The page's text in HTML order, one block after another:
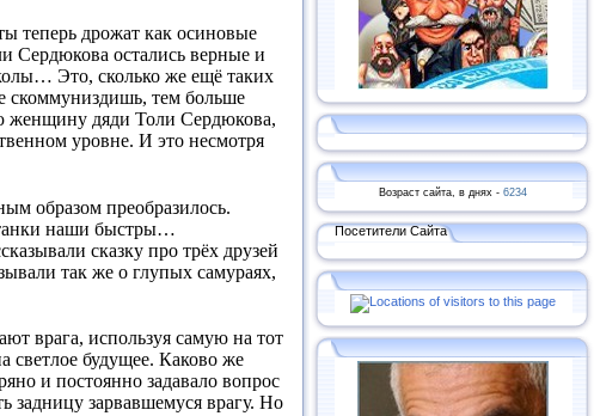
теперь дрожат как осиновые
Сердюкова остались верные и
Это, сколько же ещё таких
скоммуниздишь, тем больше
женщину дяди Толи Сердюкова,
уровне. И это несмотря
образом преобразилось.
танки наши быстры…
сказку про трёх друзей
так же о глупых самураях,
врага, используя самую на тот
светлое будущее. Каково же
и постоянно задавало вопрос
задницу зарвавшемуся врагу. Но
Возраст сайта, в днях - 6234
Посетители Сайта